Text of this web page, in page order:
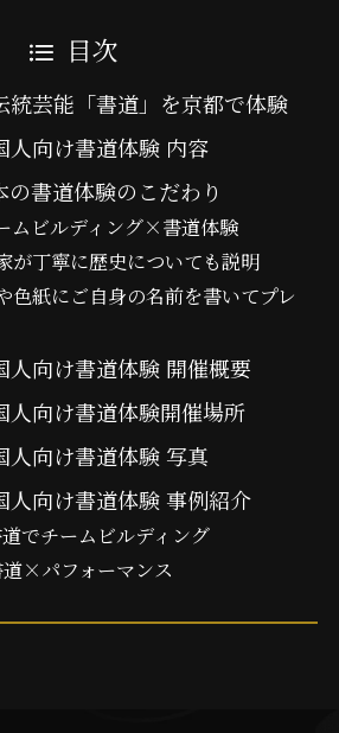
目次
統芸能「書道」を京都で体験
人向け書道体験 内容
の書道体験のこだわり
ビルディング×書道体験
が丁寧に歴史についても説明
色紙にご自身の名前を書いてプレ
人向け書道体験 開催概要
人向け書道体験開催場所
人向け書道体験 写真
人向け書道体験 事例紹介
でチームビルディング
×パフォーマンス